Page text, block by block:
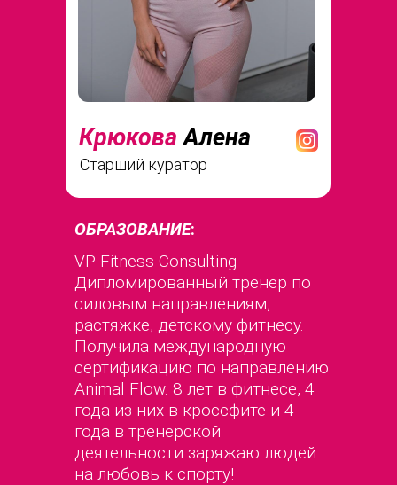
КрюковаАлена
Старший куратор
ОБРАЗОВАНИЕ:
VP Fitness Consulting
Дипломированный тренер по
силовым направлениям,
растяжке, детскому фитнесу.
Получила международную
сертификацию по направлению
Animal Flow. 8 лет в фитнесе, 4
года из них в кроссфите и 4
года в тренерской
деятельности заряжаю людей
на любовь к спорту!